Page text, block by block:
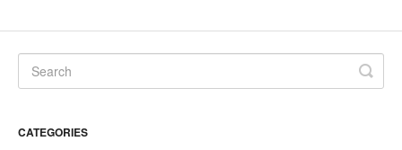
Page Wise Docs - French
CATEGORIES